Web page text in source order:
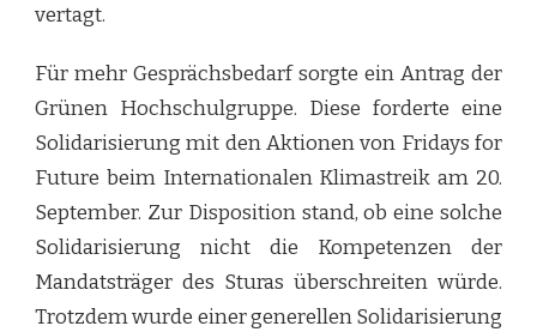
vertagt.
Für mehr Gesprächsbedarf sorgte ein Antrag der
Grünen Hochschulgruppe. Diese forderte eine
Solidarisierung mit den Aktionen von Fridays for
Future beim Internationalen Klimastreik am 20.
September. Zur Disposition stand, ob eine solche
Solidarisierung nicht die Kompetenzen der
Mandatsträger des Sturas überschreiten würde.
Trotzdem wurde einer generellen Solidarisierung